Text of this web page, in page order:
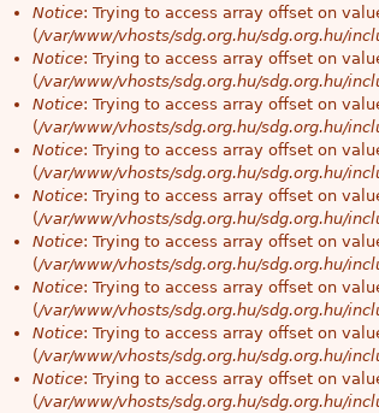
Notice: Trying to access array offset on
(/var/www/vhosts/sdg.org.hu/sdg.org.hu/
Notice: Trying to access array offset on
(/var/www/vhosts/sdg.org.hu/sdg.org.hu/
Notice: Trying to access array offset on
(/var/www/vhosts/sdg.org.hu/sdg.org.hu/
Notice: Trying to access array offset on
(/var/www/vhosts/sdg.org.hu/sdg.org.hu/
Notice: Trying to access array offset on
(/var/www/vhosts/sdg.org.hu/sdg.org.hu/
Notice: Trying to access array offset on
(/var/www/vhosts/sdg.org.hu/sdg.org.hu/
Notice: Trying to access array offset on
(/var/www/vhosts/sdg.org.hu/sdg.org.hu/
Notice: Trying to access array offset on
(/var/www/vhosts/sdg.org.hu/sdg.org.hu/
Notice: Trying to access array offset on
(/var/www/vhosts/sdg.org.hu/sdg.org.hu/